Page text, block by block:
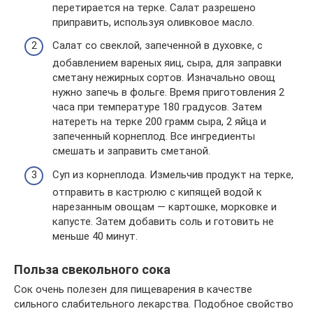
перетирается на терке. Салат разрешено
приправить, используя оливковое масло.
Салат со свеклой, запеченной в духовке, с
добавлением вареных яиц, сыра, для заправки
сметану нежирных сортов. Изначально овощ
нужно запечь в фольге. Время приготовления 2
часа при температуре 180 градусов. Затем
натереть на терке 200 грамм сыра, 2 яйца и
запеченный корнеплод. Все ингредиенты
смешать и заправить сметаной.
Суп из корнеплода. Измельчив продукт на терке,
отправить в кастрюлю с кипящей водой к
нарезанным овощам — картошке, морковке и
капусте. Затем добавить соль и готовить не
меньше 40 минут.
Польза свекольного сока
Сок очень полезен для пищеварения в качестве
сильного слабительного лекарства. Подобное свойство